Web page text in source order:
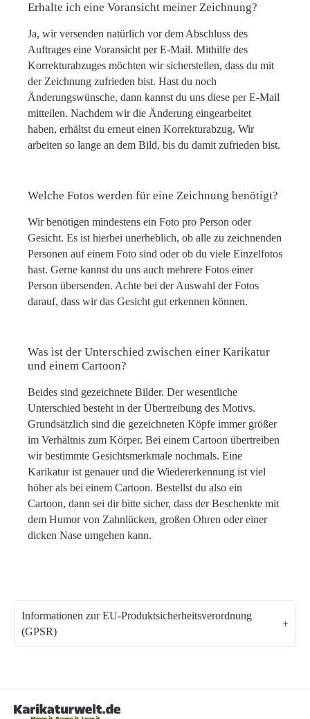
Erhalte ich eine Voransicht meiner Zeichnung?
Ja, wir versenden natürlich vor dem Abschluss des
Auftrages eine Voransicht per E-Mail. Mithilfe des
Korrekturabzuges möchten wir sicherstellen, dass du mit
der Zeichnung zufrieden bist. Hast du noch
Änderungswünsche, dann kannst du uns diese per E-Mail
mitteilen. Nachdem wir die Änderung eingearbeitet
haben, erhältst du erneut einen Korrekturabzug. Wir
arbeiten so lange an dem Bild, bis du damit zufrieden bist.
Welche Fotos werden für eine Zeichnung benötigt?
Wir benötigen mindestens ein Foto pro Person oder
Gesicht. Es ist hierbei unerheblich, ob alle zu zeichnenden
Personen auf einem Foto sind oder ob du viele Einzelfotos
hast. Gerne kannst du uns auch mehrere Fotos einer
Person übersenden. Achte bei der Auswahl der Fotos
darauf, dass wir das Gesicht gut erkennen können.
Was ist der Unterschied zwischen einer Karikatur
und einem Cartoon?
Beides sind gezeichnete Bilder. Der wesentliche
Unterschied besteht in der Übertreibung des Motivs.
Grundsätzlich sind die gezeichneten Köpfe immer größer
im Verhältnis zum Körper. Bei einem Cartoon übertreiben
wir bestimmte Gesichtsmerkmale nochmals. Eine
Karikatur ist genauer und die Wiedererkennung ist viel
höher als bei einem Cartoon. Bestellst du also ein
Cartoon, dann sei dir bitte sicher, dass der Beschenkte mit
dem Humor von Zahnlücken, großen Ohren oder einer
dicken Nase umgehen kann.
Informationen zur EU-Produktsicherheitsverordnung
(GPSR)